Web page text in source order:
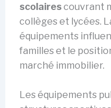
scolairescouvrant
collèges et lycées.
équipements
familles et le
marché immobilier.
Les équipements